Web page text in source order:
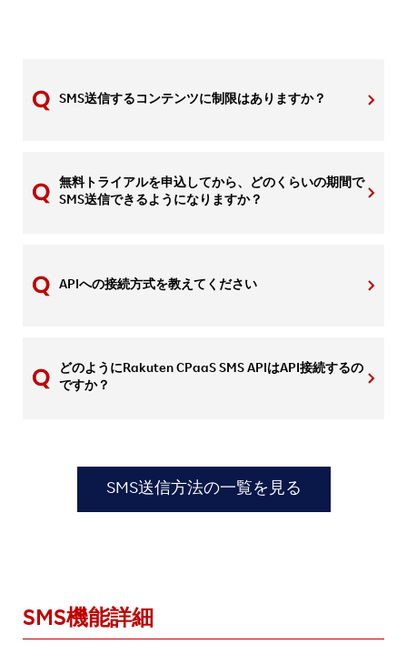
SMS送信するコンテンツに制限はありますか？
無料トライアルを申込してから、どのくらいの期間で
SMS送信できるようになりますか？
APIへの接続方式を教えてください
どのようにRakuten CPaaS SMS APIはAPI接続するの
ですか？
SMS送信方法の一覧を見る
SMS機能詳細